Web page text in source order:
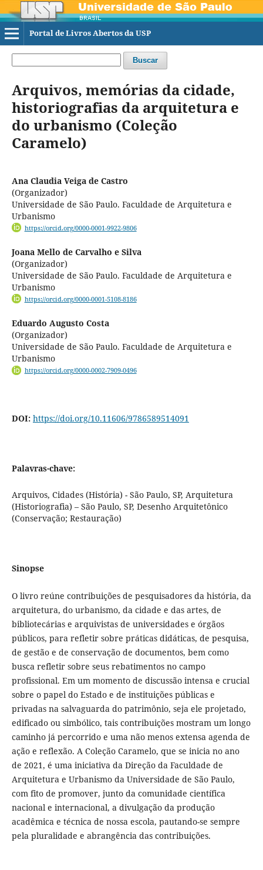
Portal de Livros Abertos da USP
Buscar
Arquivos, memórias da cidade,
historiografias da arquitetura e
do urbanismo (Coleção
Caramelo)
Ana Claudia Veiga de Castro
(Organizador)
Universidade de São Paulo. Faculdade de Arquitetura e
Urbanismo
https://orcid.org/0000-0001-9922-9806
Joana Mello de Carvalho e Silva
(Organizador)
Universidade de São Paulo. Faculdade de Arquitetura e
Urbanismo
https://orcid.org/0000-0001-5108-8186
Eduardo Augusto Costa
(Organizador)
Universidade de São Paulo. Faculdade de Arquitetura e
Urbanismo
https://orcid.org/0000-0002-7909-0496
DOI: https://doi.org/10.11606/9786589514091
Palavras-chave:
Arquivos, Cidades (História) - São Paulo, SP, Arquitetura
(Historiografia) – São Paulo, SP, Desenho Arquitetônico
(Conservação; Restauração)
Sinopse
O livro reúne contribuições de pesquisadores da história, da
arquitetura, do urbanismo, da cidade e das artes, de
bibliotecárias e arquivistas de universidades e órgãos
públicos, para refletir sobre práticas didáticas, de pesquisa,
de gestão e de conservação de documentos, bem como
busca refletir sobre seus rebatimentos no campo
profissional. Em um momento de discussão intensa e crucial
sobre o papel do Estado e de instituições públicas e
privadas na salvaguarda do patrimônio, seja ele projetado,
edificado ou simbólico, tais contribuições mostram um longo
caminho já percorrido e uma não menos extensa agenda de
ação e reflexão. A Coleção Caramelo, que se inicia no ano
de 2021, é uma iniciativa da Direção da Faculdade de
Arquitetura e Urbanismo da Universidade de São Paulo,
com fito de promover, junto da comunidade científica
nacional e internacional, a divulgação da produção
acadêmica e técnica de nossa escola, pautando-se sempre
pela pluralidade e abrangência das contribuições.